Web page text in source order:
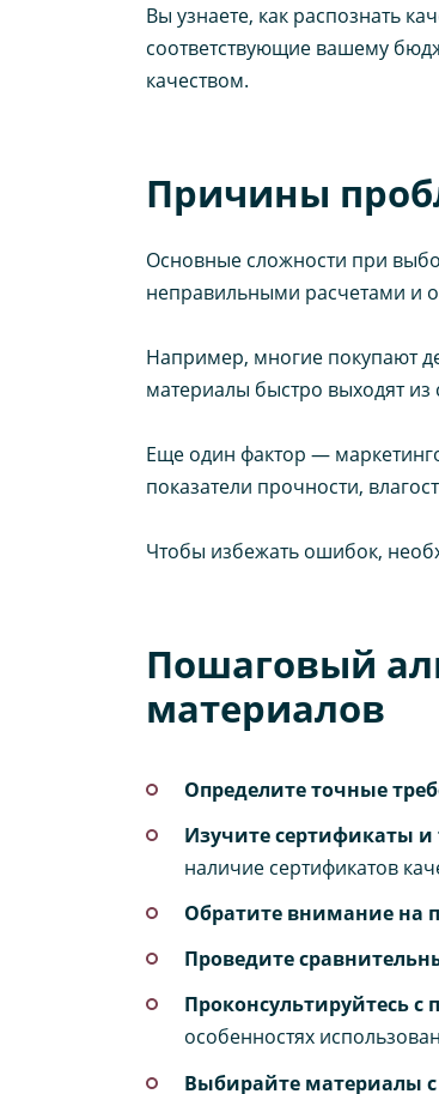
Вы узнаете, как распознать
соответствующие вашему
качеством.
Причины
Основные сложности при
неправильными расчетами и
Например, многие покупают
материалы быстро выходят
Еще один фактор —
показатели прочности,
Чтобы избежать ошибок,
Пошаговый
материалов
Определите точные
Изучите сертификаты и
наличие сертификатов
Обратите внимание на
Проведите
Проконсультируйтесь
особенностях
Выбирайте материалы